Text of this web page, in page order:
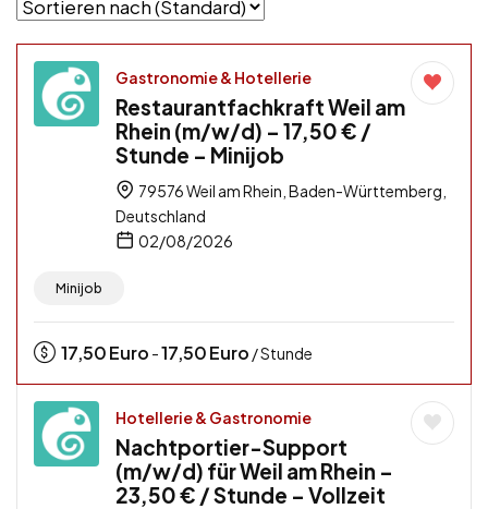
Gastronomie & Hotellerie
Restaurantfachkraft Weil am
Rhein (m/w/d) – 17,50 € /
Stunde – Minijob
79576 Weil am Rhein, Baden-Württemberg,
Deutschland
02/08/2026
Minijob
17,50Euro -17,50Euro / Stunde
Hotellerie & Gastronomie
Nachtportier-Support
(m/w/d) für Weil am Rhein –
23,50 € / Stunde – Vollzeit